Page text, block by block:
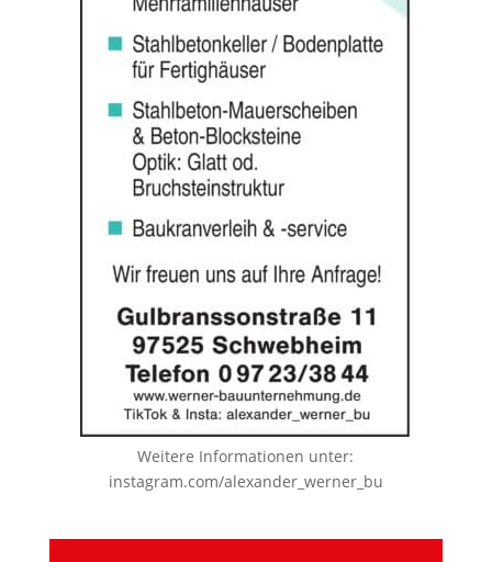
Weitere Informationen unter:
instagram.com/alexander_werner_bu